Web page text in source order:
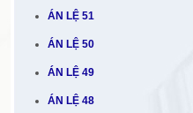
ÁN LỆ 51
ÁN LỆ 50
ÁN LỆ 49
ÁN LỆ 48